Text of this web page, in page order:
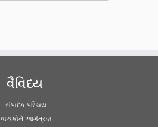
વૈવિધ્ય
સંપાદક પરિચય
વાચકોને આમંત્રણ